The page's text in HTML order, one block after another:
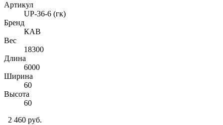
Артикул
UP-36-6 (гк)
Бренд
КАВ
Вес
18300
Длина
6000
Ширина
60
Высота
60
2 460 руб.